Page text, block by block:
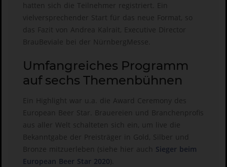
hatten sich die Teilnehmer registriert. Ein
vielversprechender Start für das neue Format, so
das Fazit von Andrea Kalrait, Executive Director
BrauBeviale bei der NürnbergMesse.
Umfangreiches Programm
auf sechs Themenbühnen
Ein Highlight war u.a. die Award Ceremony des
European Beer Star. Brauereien und Branchenprofis
aus aller Welt schalteten sich ein, um live die
Bekanntgabe der Preisträger in Gold, Silber und
Bronze mitzuerleben (siehe hier auch Sieger beim
European Beer Star 2020).